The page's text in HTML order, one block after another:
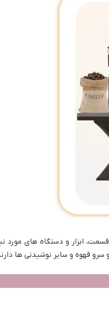
ابزار و دستگاه های مورد
قهوه و سایر نوشیدنی ها